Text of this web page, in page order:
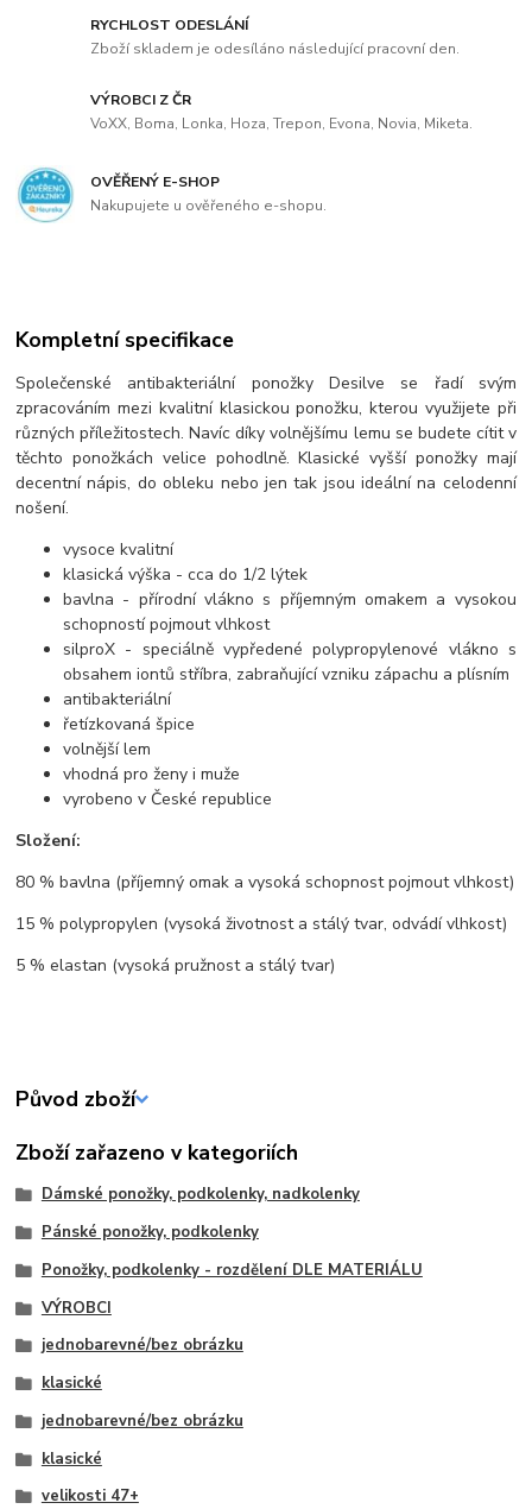
RYCHLOST ODESLÁNÍ
Zboží skladem je odesíláno následující pracovní den.
VÝROBCI Z ČR
VoXX, Boma, Lonka, Hoza, Trepon, Evona, Novia, Miketa.
OVĚŘENÝ E-SHOP
Nakupujete u ověřeného e-shopu.
Kompletní specifikace
Společenské antibakteriální ponožky Desilve se řadí svým
zpracováním mezi kvalitní klasickou ponožku, kterou využijete při
různých příležitostech. Navíc díky volnějšímu lemu se budete cítit v
těchto ponožkách velice pohodlně. Klasické vyšší ponožky mají
decentní nápis, do obleku nebo jen tak jsou ideální na celodenní
nošení.
vysoce kvalitní
klasická výška - cca do 1/2 lýtek
bavlna - přírodní vlákno s příjemným omakem a vysokou
schopností pojmout vlhkost
silproX - speciálně vypředené polypropylenové vlákno s
obsahem iontů stříbra, zabraňující vzniku zápachu a plísním
antibakteriální
řetízkovaná špice
volnější lem
vhodná pro ženy i muže
vyrobeno v České republice
Složení:
80 % bavlna (příjemný omak a vysoká schopnost pojmout vlhkost)
15 % polypropylen (vysoká životnost a stálý tvar, odvádí vlhkost)
5 % elastan (vysoká pružnost a stálý tvar)
Původ zboží
Zboží zařazeno v kategoriích
Dámské ponožky, podkolenky, nadkolenky
Pánské ponožky, podkolenky
Ponožky, podkolenky - rozdělení DLE MATERIÁLU
VÝROBCI
jednobarevné/bez obrázku
klasické
jednobarevné/bez obrázku
klasické
velikosti 47+